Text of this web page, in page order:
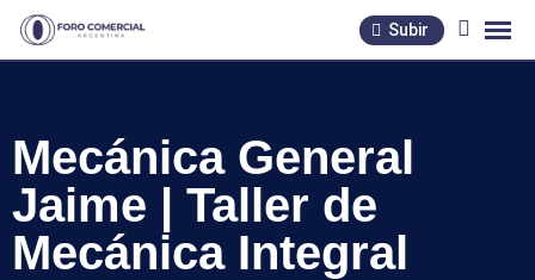
Skip
Subir
Mecánica General
Jaime | Taller de
Mecánica Integral